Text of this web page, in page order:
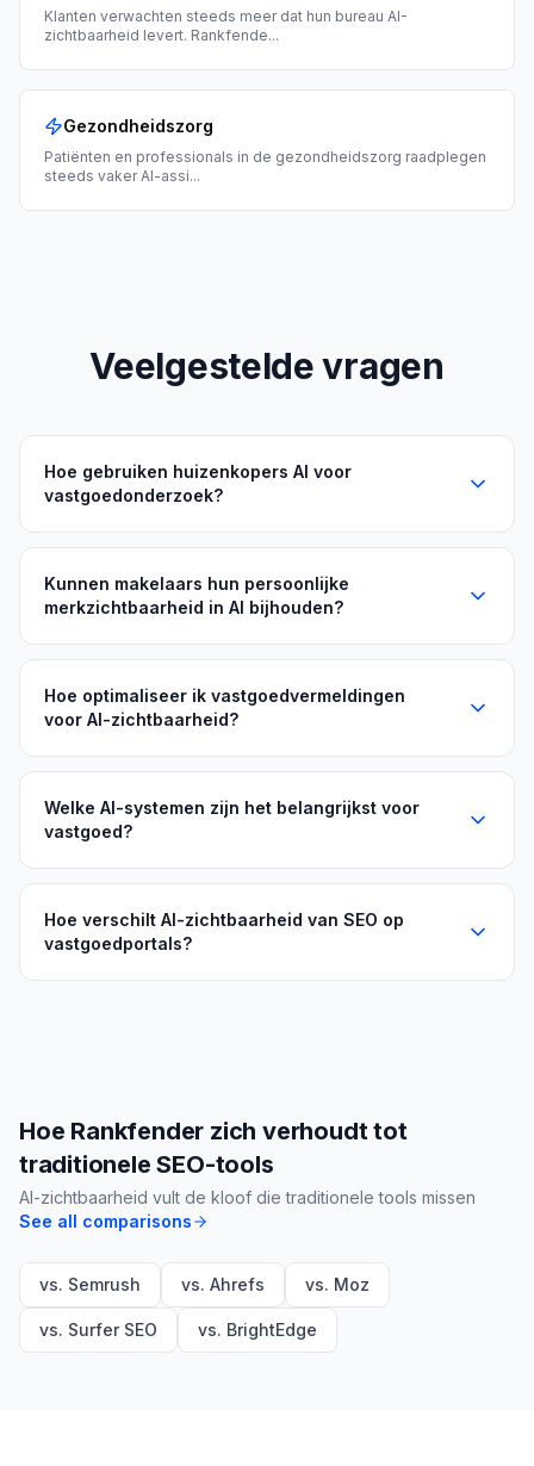
Klanten verwachten steeds meer dat hun bureau AI-
zichtbaarheid levert. Rankfende...
Gezondheidszorg
Patiënten en professionals in de gezondheidszorg raadplegen
steeds vaker AI-assi...
Veelgestelde vragen
Hoe gebruiken huizenkopers AI voor
vastgoedonderzoek?
Kunnen makelaars hun persoonlijke
merkzichtbaarheid in AI bijhouden?
Hoe optimaliseer ik vastgoedvermeldingen
voor AI-zichtbaarheid?
Welke AI-systemen zijn het belangrijkst voor
vastgoed?
Hoe verschilt AI-zichtbaarheid van SEO op
vastgoedportals?
Hoe Rankfender zich verhoudt tot
traditionele SEO-tools
AI-zichtbaarheid vult de kloof die traditionele tools missen
See all comparisons
vs. Semrush vs. Ahrefs vs. Moz
vs. Surfer SEO vs. BrightEdge